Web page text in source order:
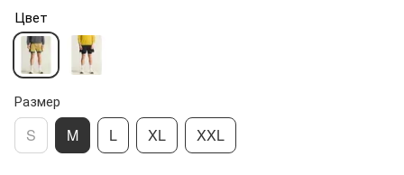
Цвет
Размер
S M L XL XXL